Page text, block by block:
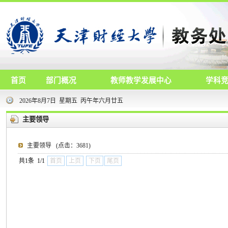
首页 部门概况 教师教学发展中心 学科
2026年8月7日 星期五 丙午年六月廿五
主要领导
主要领导 (点击： 3681)
共1条 1/1 首页 上页 下页 尾页